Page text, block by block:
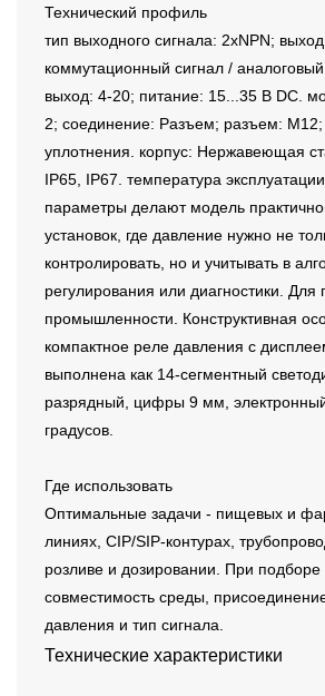
Технический профиль
тип выходного сигнала: 2xNPN;
коммутационный сигнал /
выход: 4-20; питание: 15...35 В DC.
2; соединение: Разъем; разъем: M12;
уплотнения. корпус: Нержавеющая
IP65, IP67. температура
параметры делают модель
установок, где давление нужно не
контролировать, но и учитывать в
регулирования или диагностики. Для
промышленности. Конструктивная
компактное реле давления с
выполнена как 14-сегментный
разрядный, цифры 9 мм,
градусов.
Где использовать
Оптимальные задачи - пищевых и
линиях, CIP/SIP-контурах,
розливе и дозировании. При подборе
совместимость среды,
давления и тип сигнала.
Технические характеристики